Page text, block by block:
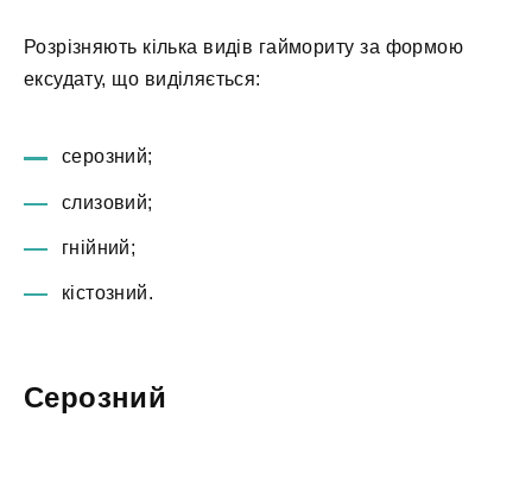
Розрізняють кілька видів гаймориту за формою
ексудату, що виділяється:
серозний;
слизовий;
гнійний;
кістозний.
Серозний